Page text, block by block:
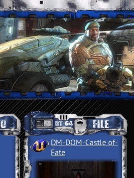
DM-DOM-Castle of­
Fate